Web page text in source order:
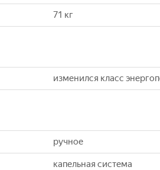
71 кг
изменился класс
ручное
капельная система